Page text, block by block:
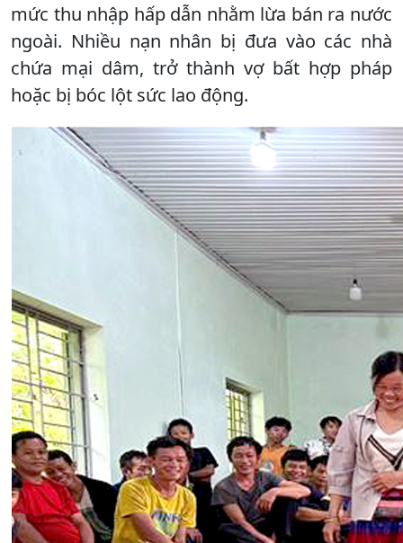
mức thu nhập hấp dẫn nhằm lừa bán ra nước
ngoài. Nhiều nạn nhân bị đưa vào các nhà
chứa mại dâm, trở thành vợ bất hợp pháp
hoặc bị bóc lột sức lao động.